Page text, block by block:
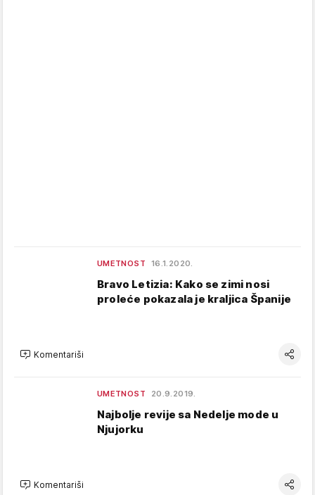
UMETNOST 16.1.2020.
Bravo Letizia: Kako se zimi nosi
proleće pokazala je kraljica Španije
Komentariši
UMETNOST 20.9.2019.
Najbolje revije sa Nedelje mode u
Njujorku
Komentariši